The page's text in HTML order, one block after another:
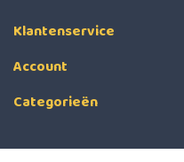
Klantenservice
Account
Categorieën